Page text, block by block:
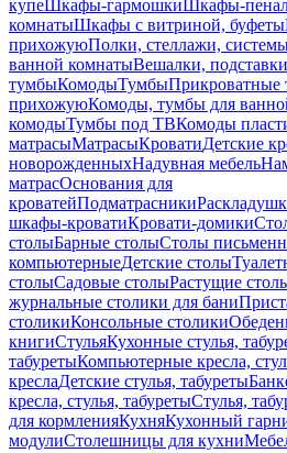
купеШкафы-гармошкиШкафы-
комнатыШкафы с витриной, буфеты
прихожуюПолки, стеллажи,
ванной комнатыВешалки,
тумбыКомодыТумбыПрикроватные
прихожуюКомоды, тумбы для
комодыТумбы под ТВКомоды
матрасыМатрасыКроватиДетские
новорожденныхНадувная мебель
матрасОснования для
кроватейПодматрасники
шкафы-кроватиКровати-домики
столыБарные столыСтолы
компьютерныеДетские столы
столыСадовые столыРастущие
журнальные столики для бани
столикиКонсольные столики
книгиСтульяКухонные стулья,
табуретыКомпьютерные кресла,
креслаДетские стулья, табуреты
кресла, стулья, табуретыСтулья,
для кормленияКухняКухонный
модулиСтолешницы для кухни